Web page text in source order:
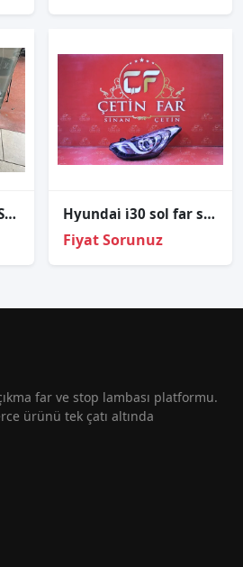
ACCENT ERA BEYAZ SİNYAL TAKIM FAR SIFIR İTHAL Hyundai̇ i̇30 sol far sıfır 2012-2015
Fiyat Sorunuz
far ve stop lambası platformu.
ürünü tek çatı altında